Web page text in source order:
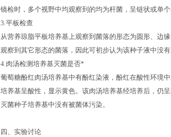
镜检时，多个视野中均观察到的均为杆菌，呈链状或单
3.平板检查
从营养琼脂平板培养基上观察到菌落的形态为圆形、边
观察到其它形态的菌落，因此可初步认为该种子液中没有
4.肉汤检测培养基灭菌是否*
葡萄糖酚红肉汤培养基中有酚红染液，酚红在酸性环境
培养基呈酸性，显示黄色。该肉汤培养基经培养后，仍
灭菌种子培养基中没有被菌体污染。
四、实验讨论